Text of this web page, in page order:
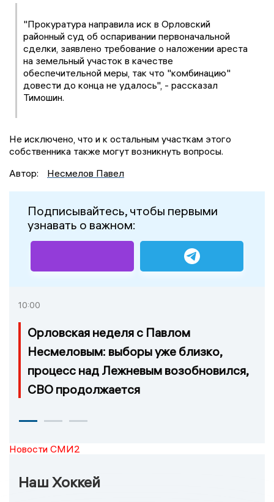
"Прокуратура направила иск в Орловский
районный суд об оспаривании первоначальной
сделки, заявлено требование о наложении ареста
на земельный участок в качестве
обеспечительной меры, так что "комбинацию"
довести до конца не удалось", - рассказал
Тимошин.
Не исключено, что и к остальным участкам этого
собственника также могут возникнуть вопросы.
Автор:
Несмелов Павел
Подписывайтесь, чтобы первыми
узнавать о важном:
10:00
Орловская неделя с Павлом
Несмеловым: выборы уже близко,
процесс над Лежневым возобновился,
СВО продолжается
Новости СМИ2
Наш Хоккей